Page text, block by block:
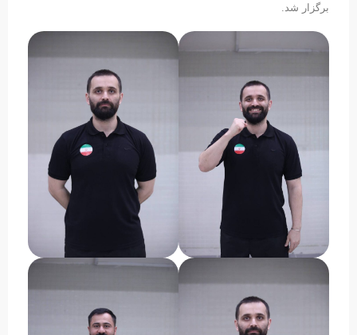
برگزار شد.